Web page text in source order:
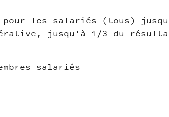
les salariés (tous)
jusqu'à 1/3 du
salariés